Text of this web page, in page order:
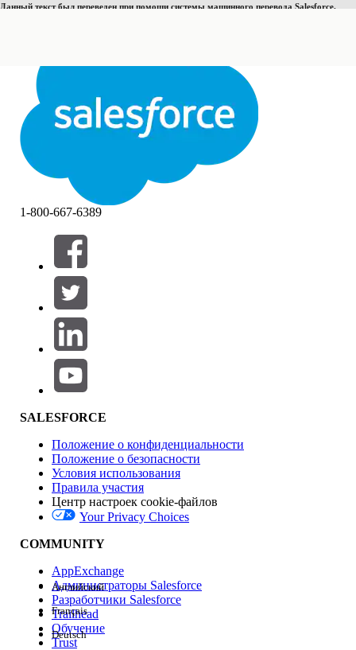
Данный текст был переведен при помощи системы машинного перевода Salesforce.
Закрыть
Фильтры (0)
ВЫБРАТЬ ФИЛЬТРЫ
Область продуктов
Влияние на функции
Версия
Возможности
1-800-667-6389
SALESFORCE
Положение о конфиденциальности
Положение о безопасности
Условия использования
Правила участия
Центр настроек cookie-файлов
Your Privacy Choices
COMMUNITY
AppExchange
Администраторы Salesforce
Разработчики Salesforce
Trailhead
Обучение
Trust
Английский
Français
Deutsch